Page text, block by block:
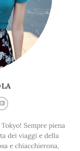
Sempre piena
dei viaggi e della
e chiacchierona,